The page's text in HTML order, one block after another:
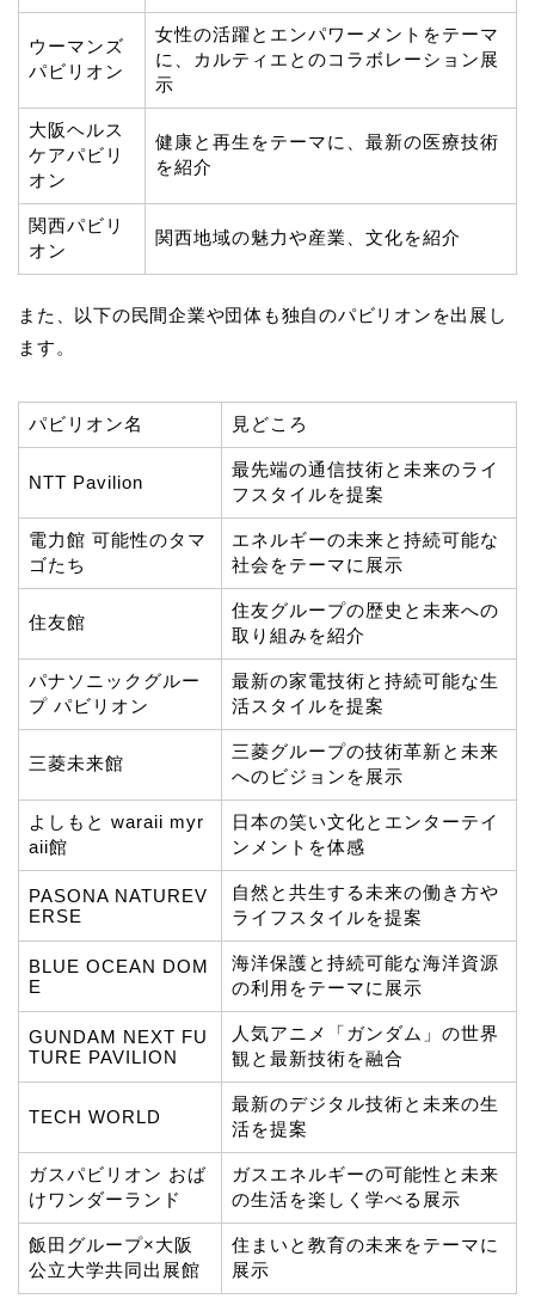
ウーマンズ
パビリオン
女性の活躍とエンパワーメントをテーマ
に、カルティエとのコラボレーション展
示
大阪ヘルス
ケアパビリ
オン
健康と再生をテーマに、最新の医療技術
を紹介
関西パビリ
オン
関西地域の魅力や産業、文化を紹介
また、以下の民間企業や団体も独自のパビリオンを出展し
ます。
パビリオン名 見どころ
NTT Pavilion
最先端の通信技術と未来のライ
フスタイルを提案
電力館 可能性のタマ
ゴたち
エネルギーの未来と持続可能な
社会をテーマに展示
住友館
住友グループの歴史と未来への
取り組みを紹介
パナソニックグルー
プ パビリオン
最新の家電技術と持続可能な生
活スタイルを提案
三菱未来館
三菱グループの技術革新と未来
へのビジョンを展示
よしもと waraii myr
aii館
日本の笑い文化とエンターテイ
ンメントを体感
PASONA NATUREV
ERSE
自然と共生する未来の働き方や
ライフスタイルを提案
BLUE OCEAN DOM
E
海洋保護と持続可能な海洋資源
の利用をテーマに展示
GUNDAM NEXT FU
TURE PAVILION
人気アニメ「ガンダム」の世界
観と最新技術を融合
TECH WORLD
最新のデジタル技術と未来の生
活を提案
ガスパビリオン おば
けワンダーランド
ガスエネルギーの可能性と未来
の生活を楽しく学べる展示
飯田グループ×大阪
公立大学共同出展館
住まいと教育の未来をテーマに
展示